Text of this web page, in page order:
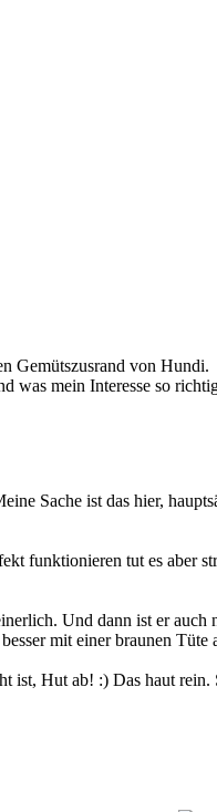
Gemütszusrand von Hundi.
mein Interesse so
Sache ist das hier,
funktionieren tut es aber
Und dann ist er auch
mit einer braunen
ist, Hut ab! :) Das haut rein.